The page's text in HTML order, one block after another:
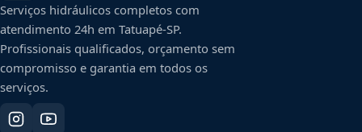
Serviços hidráulicos completos com
atendimento 24h em Tatuapé-SP.
Profissionais qualificados, orçamento sem
compromisso e garantia em todos os
serviços.